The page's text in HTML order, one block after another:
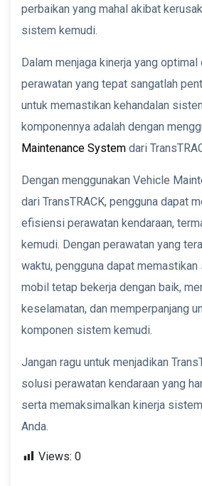
perbaikan yang mahal akibat
sistem kemudi.
Dalam menjaga kinerja yang
perawatan yang tepat sangatlah
untuk memastikan kehandalan
komponennya adalah dengan
Maintenance System dari
Dengan menggunakan Vehicle
dari TransTRACK, pengguna dapat
efisiensi perawatan kendaraan,
kemudi. Dengan perawatan yang
waktu, pengguna dapat
mobil tetap bekerja dengan baik,
keselamatan, dan memperpanjang
komponen sistem kemudi.
Jangan ragu untuk menjadikan
solusi perawatan kendaraan yang
serta memaksimalkan kinerja
Anda.
Views: 0